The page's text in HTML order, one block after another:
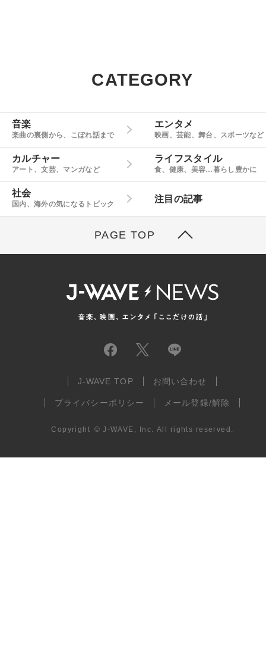
CATEGORY
音楽
楽曲の裏側から、こぼれ話まで
エンタメ
映画、芸能、舞台、スポーツなど
カルチャー
アート、文芸、マンガなど
ライフスタイル
食、健康、美容…暮らし豊かに
社会
国内、海外の気になるトピック
注目の記事
PAGE TOP
J-WAVE TOP お問い合わせ
プライバシーポリシー メール登録/解除
Copyright © J-WAVE, Inc. All rights reserved.